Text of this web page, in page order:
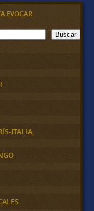
EVOCAR
Buscar
ITALIA,